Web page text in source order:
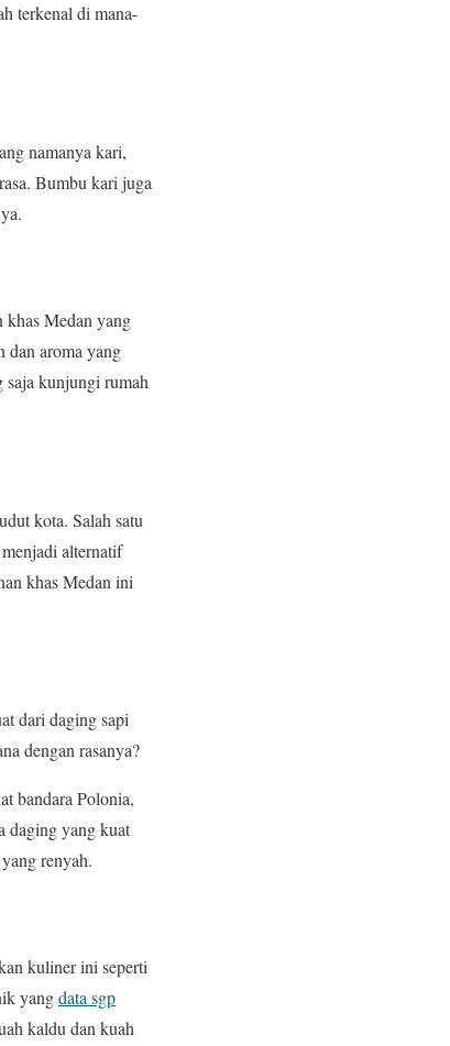
terkenal di mana-
namanya kari,
Bumbu kari juga
khas Medan yang
dan aroma yang
saja kunjungi rumah
kota. Salah satu
alternatif
khas Medan ini
dari daging sapi
dengan rasanya?
bandara Polonia,
daging yang kuat
renyah.
kuliner ini seperti
yangdata sgp
kaldu dan kuah